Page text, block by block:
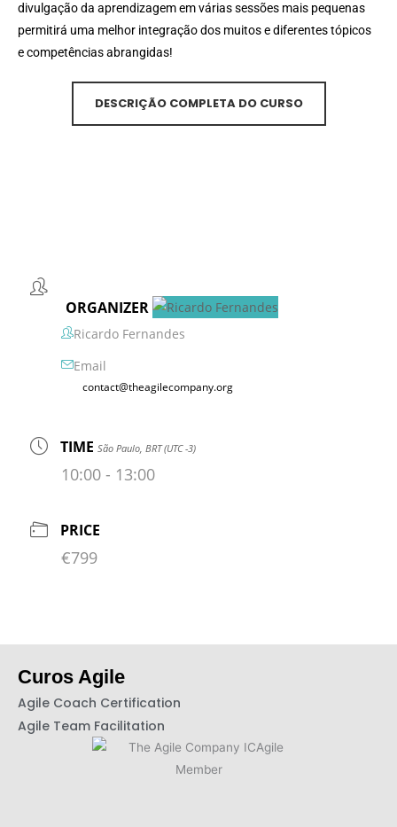
divulgação da aprendizagem em várias sessões mais pequenas
permitirá uma melhor integração dos muitos e diferentes tópicos
e competências abrangidas!
DESCRIÇÃO COMPLETA DO CURSO
ORGANIZER
Ricardo Fernandes
Email
contact@theagilecompany.org
TIME São Paulo, BRT (UTC -3)
10:00 - 13:00
PRICE
€799
Curos Agile
Agile Coach Certification
Agile Team Facilitation​